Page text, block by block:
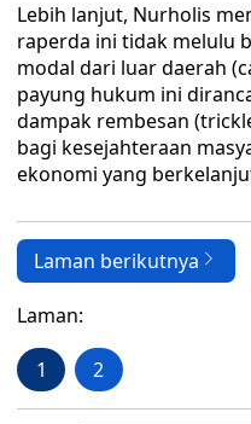
​Lebih lanjut, Nurholis
raperda ini tidak melulu
modal dari luar daerah
payung hukum ini
dampak rembesan
bagi kesejahteraan
ekonomi yang
Laman berikutnya
Laman:
1 2